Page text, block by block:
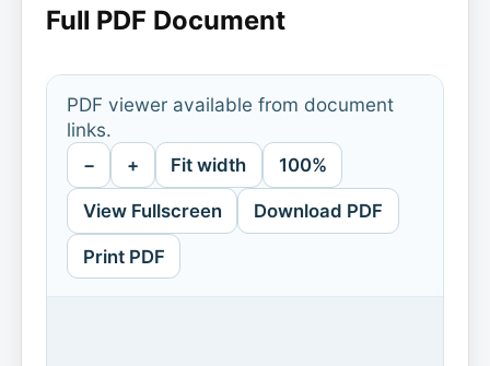
Full PDF Document
PDF viewer available from document
links.
− + Fit width 100%
View Fullscreen Download PDF
Print PDF